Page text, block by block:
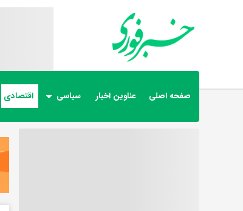
صفحه اصلی عناوین اخبار سیاسی اقتصادی